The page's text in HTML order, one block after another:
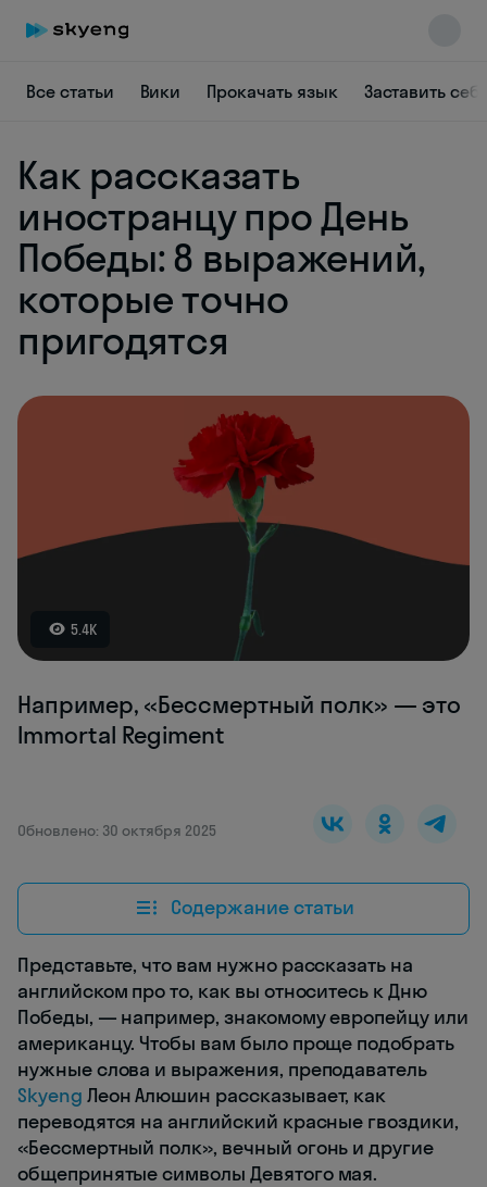
Все статьи Вики Прокачать язык Заставить
Как рассказать
иностранцу про День
Победы: 8 выражений,
которые точно
пригодятся
5.4K
Например, «Бессмертный полк» — это
Immortal Regiment
Обновлено: 30 октября 2025
Содержание статьи
Представьте, что вам нужно рассказать на
английском про то, как вы относитесь к Дню
Победы, — например, знакомому европейцу или
американцу. Чтобы вам было проще подобрать
нужные слова и выражения, преподаватель
Skyeng Леон Алюшин рассказывает, как
переводятся на английский красные гвоздики,
«Бессмертный полк», вечный огонь и другие
общепринятые символы Девятого мая.
Skyeng Chat
online